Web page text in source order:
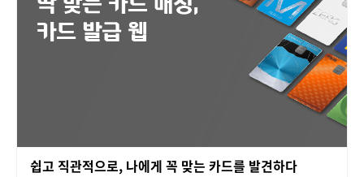
쉽고 직관적으로, 나에게 꼭 맞는 카드를 발견하다